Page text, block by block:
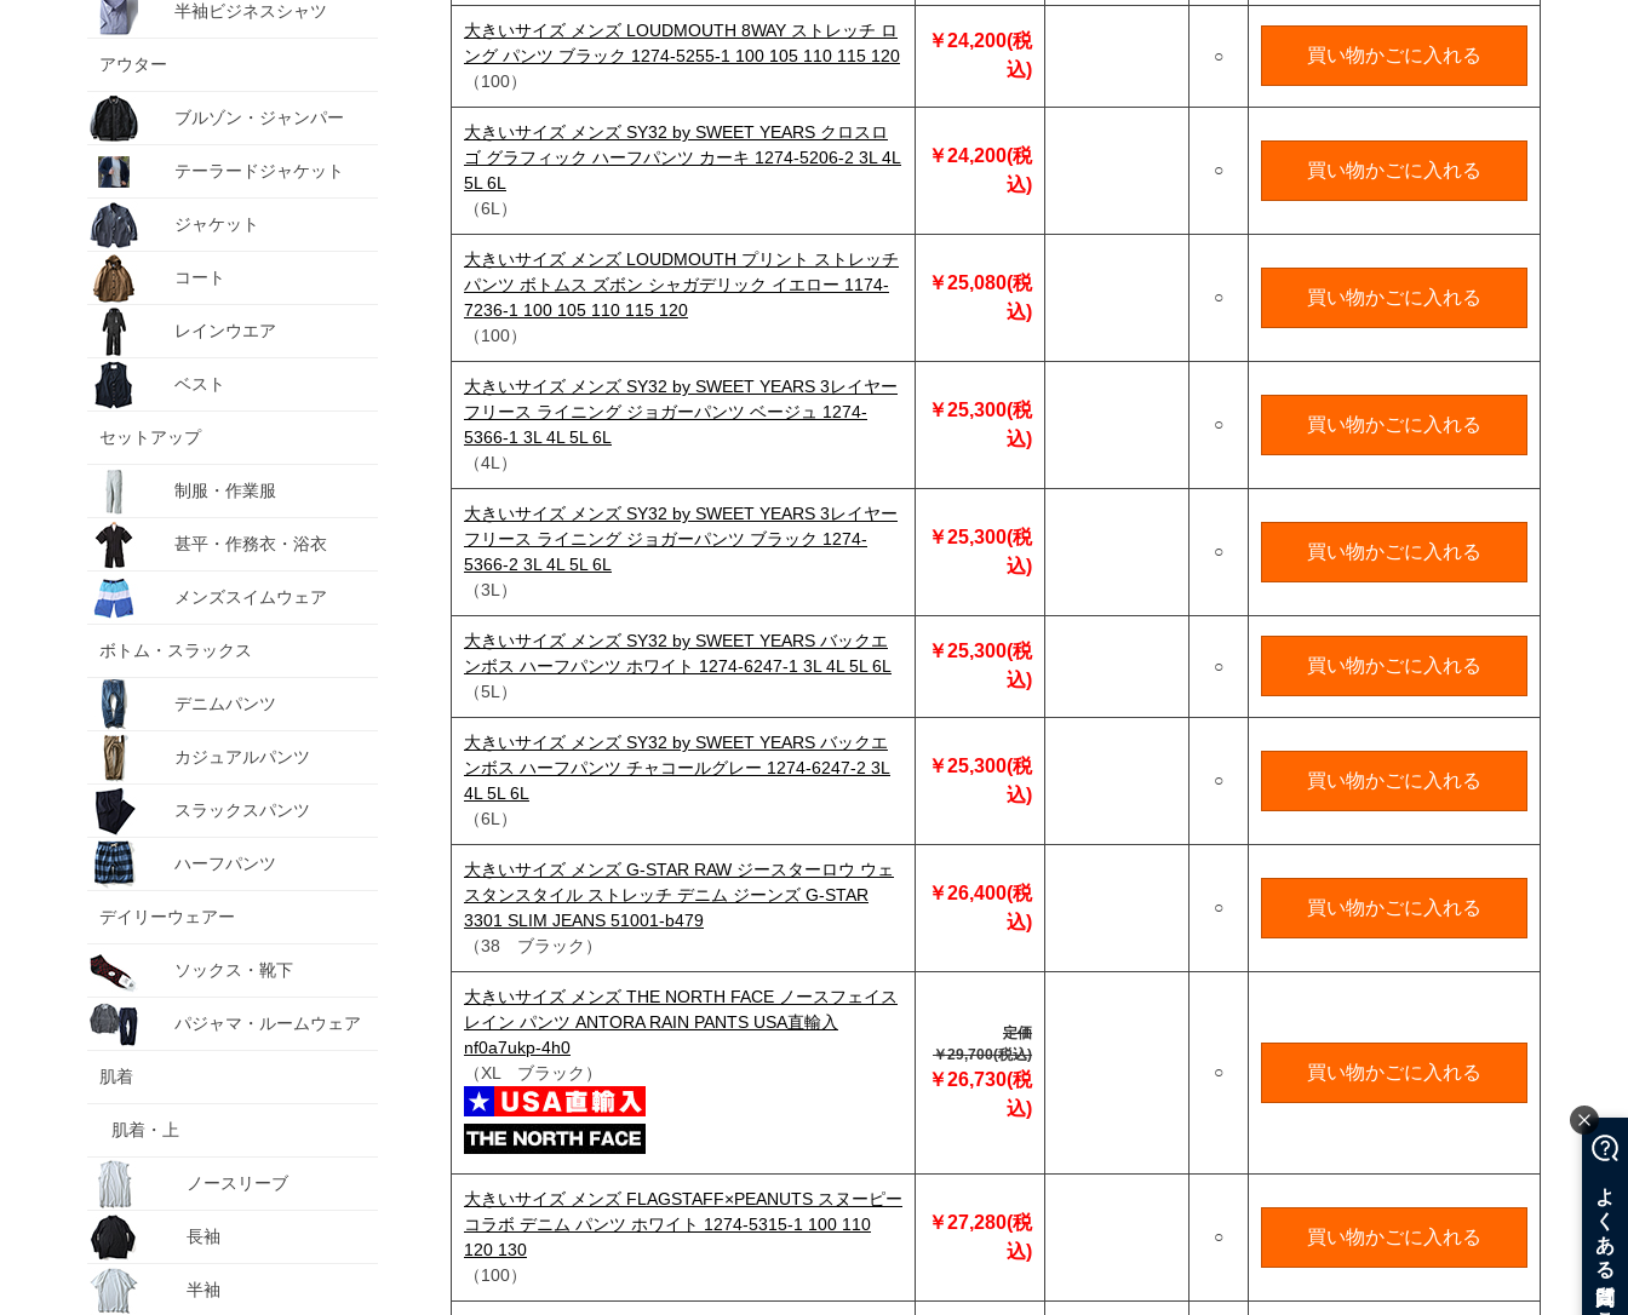
半袖ビジネスシャツ
アウター
ブルゾン・ジャンパー
テーラードジャケット
ジャケット
コート
レインウエア
ベスト
セットアップ
制服・作業服
甚平・作務衣・浴衣
メンズスイムウェア
ボトム・スラックス
デニムパンツ
カジュアルパンツ
スラックスパンツ
ハーフパンツ
デイリーウェアー
ソックス・靴下
パジャマ・ルームウェア
肌着
肌着・上
ノースリーブ
長袖
半袖
大きいサイズ メンズ LOUDMOUTH 8WAY ストレッチ ロ
ング パンツ ブラック 1274-5255-1 100 105 110 115 120
（100）
￥24,200(税
込)
○ 買い物かごに入れる
大きいサイズ メンズ SY32 by SWEET YEARS クロスロ
ゴ グラフィック ハーフパンツ カーキ 1274-5206-2 3L 4L
5L 6L
（6L）
￥24,200(税
込)
○ 買い物かごに入れる
大きいサイズ メンズ LOUDMOUTH プリント ストレッチ
パンツ ボトムス ズボン シャガデリック イエロー 1174-
7236-1 100 105 110 115 120
（100）
￥25,080(税
込)
○ 買い物かごに入れる
大きいサイズ メンズ SY32 by SWEET YEARS 3レイヤー
フリース ライニング ジョガーパンツ ベージュ 1274-
5366-1 3L 4L 5L 6L
（4L）
￥25,300(税
込)
○ 買い物かごに入れる
大きいサイズ メンズ SY32 by SWEET YEARS 3レイヤー
フリース ライニング ジョガーパンツ ブラック 1274-
5366-2 3L 4L 5L 6L
（3L）
￥25,300(税
込)
○ 買い物かごに入れる
大きいサイズ メンズ SY32 by SWEET YEARS バックエ
ンボス ハーフパンツ ホワイト 1274-6247-1 3L 4L 5L 6L
（5L）
￥25,300(税
込)
○ 買い物かごに入れる
大きいサイズ メンズ SY32 by SWEET YEARS バックエ
ンボス ハーフパンツ チャコールグレー 1274-6247-2 3L
4L 5L 6L
（6L）
￥25,300(税
込)
○ 買い物かごに入れる
大きいサイズ メンズ G-STAR RAW ジースターロウ ウェ
スタンスタイル ストレッチ デニム ジーンズ G-STAR
3301 SLIM JEANS 51001-b479
（38 ブラック）
￥26,400(税
込)
○ 買い物かごに入れる
大きいサイズ メンズ THE NORTH FACE ノースフェイス
レイン パンツ ANTORA RAIN PANTS USA直輸入
nf0a7ukp-4h0
（XL ブラック）
定価
￥29,700(税込)
￥26,730(税
込)
○ 買い物かごに入れる
大きいサイズ メンズ FLAGSTAFF×PEANUTS スヌーピー
コラボ デニム パンツ ホワイト 1274-5315-1 100 110
120 130
（100）
￥27,280(税
込)
○ 買い物かごに入れる